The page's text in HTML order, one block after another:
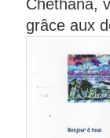
Chethana,
grâce aux